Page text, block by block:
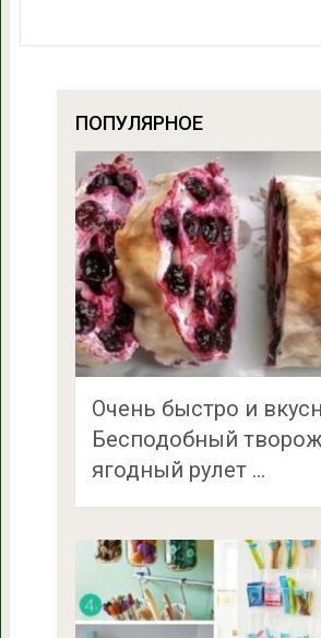
ПОПУЛЯРНОЕ
Очень быстро и
Бесподобный
ягодный рулет …